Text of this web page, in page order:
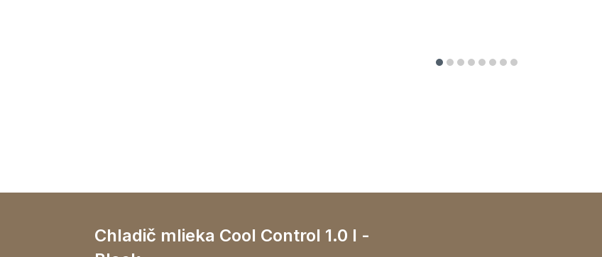
Chladič mlieka Cool Control 1.0 l -